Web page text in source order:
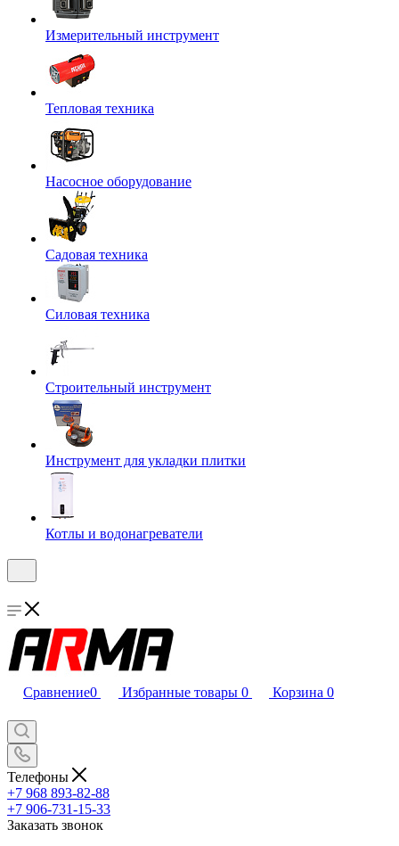
Измерительный инструмент
Тепловая техника
Насосное оборудование
Садовая техника
Силовая техника
Строительный инструмент
Инструмент для укладки плитки
Котлы и водонагреватели
Сравнение0 Избранные товары 0 Корзина 0
Телефоны
+7 968 893-82-88
+7 906-731-15-33
Заказать звонок